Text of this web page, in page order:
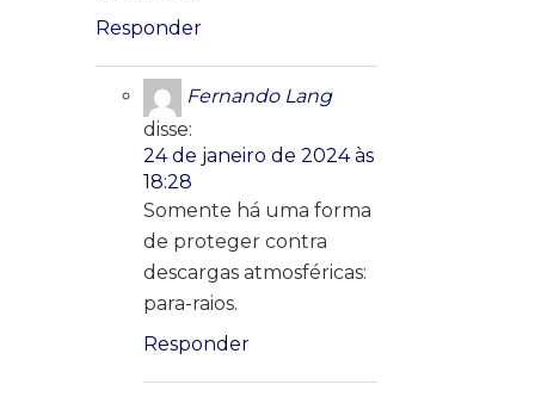
Responder
Fernando Lang
disse:
24 de janeiro de 2024 às
18:28
Somente há uma forma
de proteger contra
descargas atmosféricas:
para-raios.
Responder